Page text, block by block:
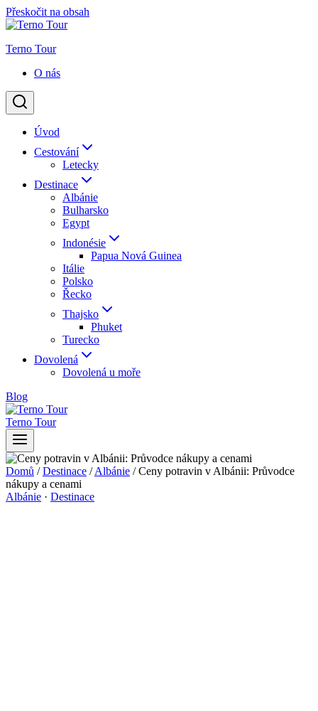
Přeskočit na obsah
Terno Tour
O nás
Úvod
Cestování
Letecky
Destinace
Albánie
Bulharsko
Egypt
Indonésie
Papua Nová Guinea
Itálie
Polsko
Řecko
Thajsko
Phuket
Turecko
Dovolená
Dovolená u moře
Blog
Terno Tour
Domů / Destinace / Albánie / Ceny potravin v Albánii: Průvodce
nákupy a cenami
Albánie · Destinace